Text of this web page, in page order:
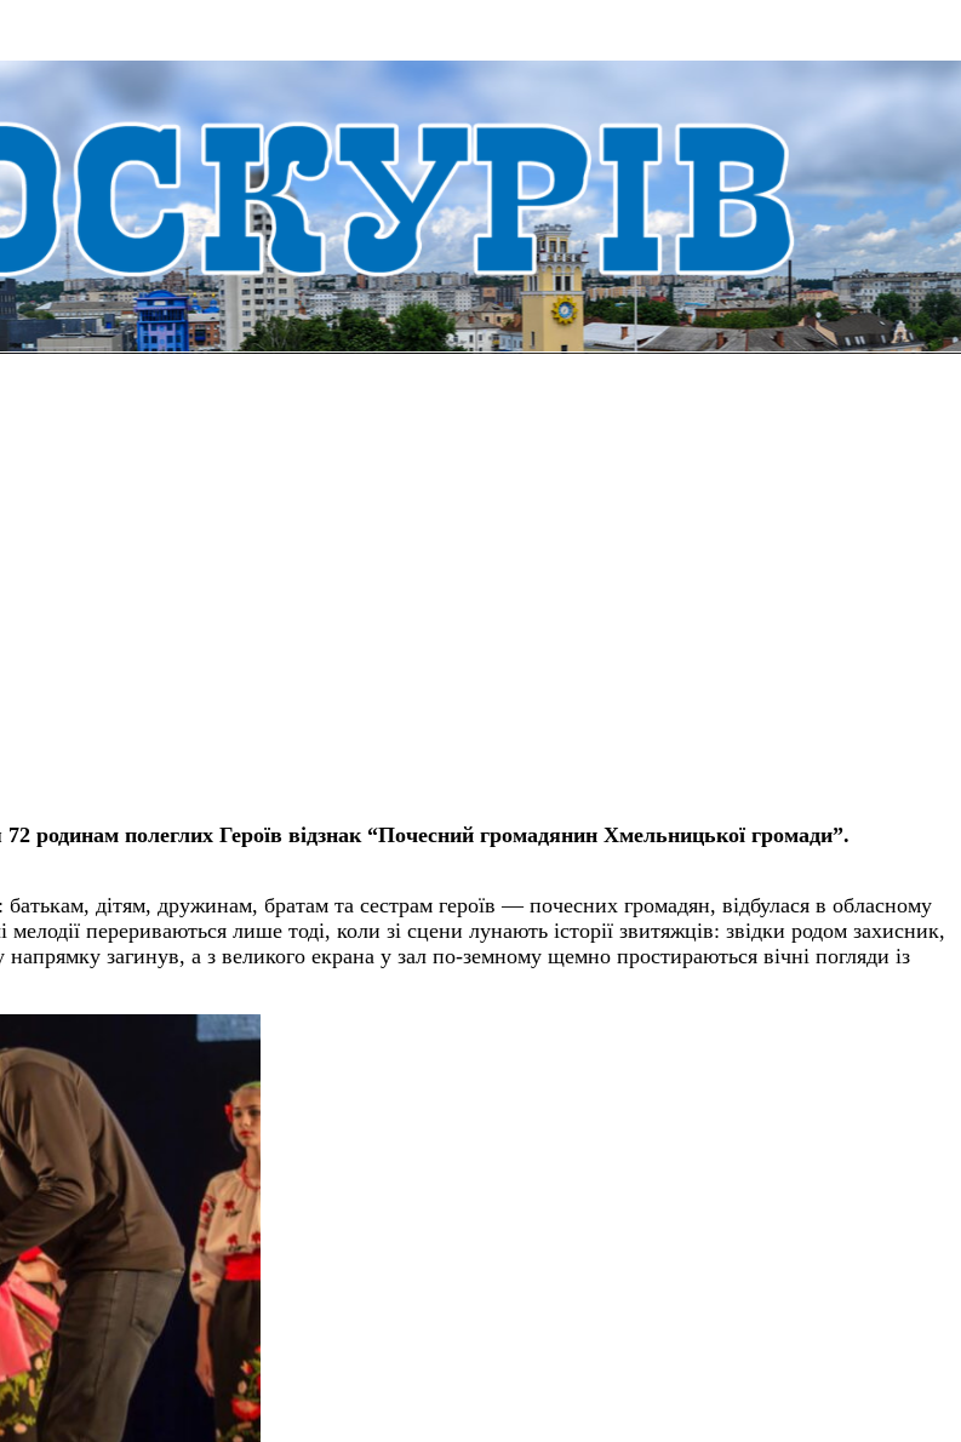
родинам полеглих Героїв відзнак “Почесний громадянин Хмельницької громади”.
дітям, дружинам, братам та сестрам героїв — почесних громадян, відбулася в обласному
перериваються лише тоді, коли зі сцени лунають історії звитяжців: звідки родом захисник,
загинув, а з великого екрана у зал по-земному щемно простираються вічні погляди із